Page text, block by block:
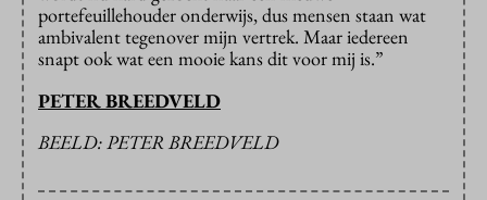
portefeuillehouder onderwijs, dus mensen staan wat
ambivalent tegenover mijn vertrek. Maar iedereen
snapt ook wat een mooie kans dit voor mij is.”
PETER BREEDVELD
BEELD: PETER BREEDVELD